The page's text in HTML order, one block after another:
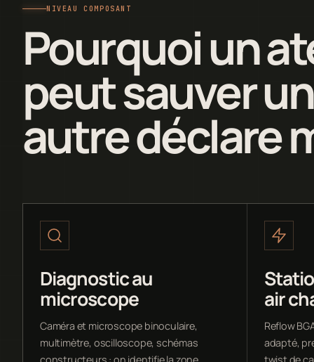
NIVEAU COMPOSANT
Pourquoi un
peut sauver
autre déclare
Diagnostic au
microscope
Caméra et microscope binoculaire,
multimètre, oscilloscope, schémas
air
Reflow
adapté,